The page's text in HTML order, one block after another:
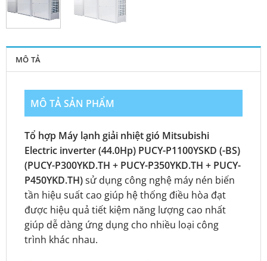
MÔ TẢ
MÔ TẢ SẢN PHẨM
Tổ hợp Máy lạnh giải nhiệt gió Mitsubishi
Electric inverter (44.0Hp) PUCY-P1100YSKD (-BS)
(PUCY-P300YKD.TH + PUCY-P350YKD.TH + PUCY-
P450YKD.TH)sử dụng công nghệ máy nén biến
tần hiệu suất cao giúp hệ thống điều hòa đạt
được hiệu quả tiết kiệm năng lượng cao nhất
giúp dễ dàng ứng dụng cho nhiều loại công
trình khác nhau.